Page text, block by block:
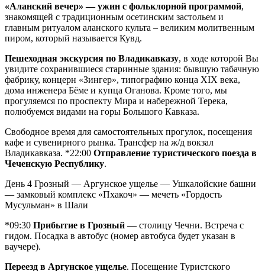
«Аланский вечер» — ужин с фольклорной программой,
знакомящей с традиционным осетинским застольем и
главным ритуалом аланского культа – великим молитвенным
пиром, который называется Кувд.
Пешеходная экскурсия по Владикавказу, в ходе которой Вы
увидите сохранившиеся старинные здания: бывшую табачную
фабрику, концерн «Зингер», типографию конца XIX века,
дома инженера Бёме и купца Оганова. Кроме того, мы
прогуляемся по проспекту Мира и набережной Терека,
полюбуемся видами на горы Большого Кавказа.
Свободное время для самостоятельных прогулок, посещения
кафе и сувенирного рынка. Трансфер на ж/д вокзал
Владикавказа. *22:00 Отправление туристического поезда в
Чеченскую Республику.
День 4 Грозный — Аргунское ущелье — Ушкалойские башни
— замковый комплекс «Пхакоч» — мечеть «Гордость
Мусульман» в Шали
*09:30 Прибытие в Грозный — столицу Чечни. Встреча с
гидом. Посадка в автобус (номер автобуса будет указан в
ваучере).
Переезд в Аргунское ущелье. Посещение Туристского